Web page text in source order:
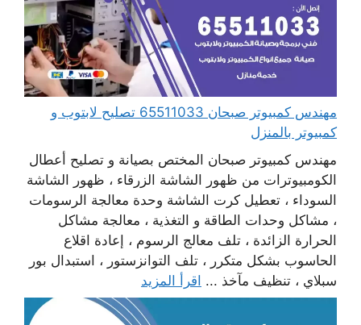
مهندس كمبيوتر صبحان 65511033 تصليح لابتوب و
كمبيوتر بالمنزل
مهندس كمبيوتر صبحان المختص بصيانة و تصليح أعطال
الكومبيوترات من ظهور الشاشة الزرقاء ، ظهور الشاشة
السوداء ، تعطيل كرت الشاشة وحدة معالجة الرسومات
، مشاكل وحدات الطاقة و التغذية ، معالجة مشاكل
الحرارة الزائدة ، تلف معالج الرسوم ، إعادة اقلاع
الحاسوب بشكل متكرر ، تلف التوانزستور ، استبدال بور
سبلاي ، تنظيف مآخذ ... اقرأ المزيد